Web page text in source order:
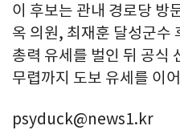
이 후보는 관내 경로당 방
옥 의원, 최재훈 달성군수
총력 유세를 벌인 뒤 공식
무렵까지 도보 유세를 이
psyduck@news1.kr